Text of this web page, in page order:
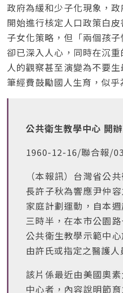
政府為緩和少子化現象，
開始進行核定人口政策白
子女化策略，但「兩個孩子
卻已深入人心，同時在沉
人的觀察甚至演變為不要
筆經費鼓勵國人生育，似乎
公共衛生教學中心 開
1960-12-16/聯合報/
（本報訊）台灣省公
長許子秋為響應尹仲
家庭計劃運動，自本
三時半，在本市公園
公共衛生教學示範中
由許氏或指定之醫護人
該片係最近由美國奧
中心者，內容說明節